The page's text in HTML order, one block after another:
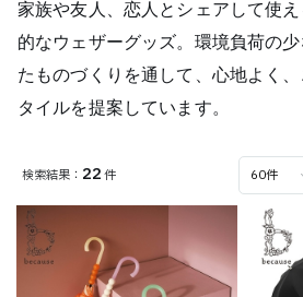
家族や友人、恋人とシェアして使
的なウェザーグッズ。環境負荷の
たものづくりを通して、心地よく
タイルを提案しています。
22件